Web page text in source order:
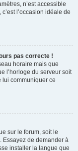
n’est accessible
l’occasion idéale de
pas correcte !
horaire mais que
l’horloge du serveur soit
lui communiquer ce
sur le forum, soit le
Essayez de demander à
installer la langue que